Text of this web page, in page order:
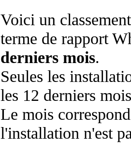
Voici un
terme de rapport
derniers mois.
Seules les
les 12 derniers
Le mois
l'installation n'est